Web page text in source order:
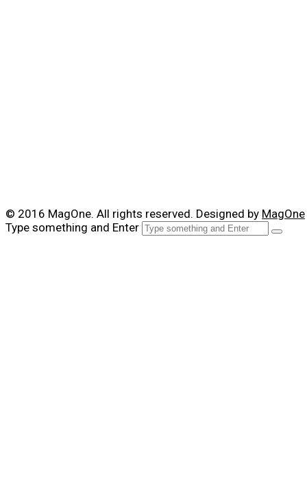
© 2016 MagOne. All rights reserved. Designed by MagOne
Type something and Enter